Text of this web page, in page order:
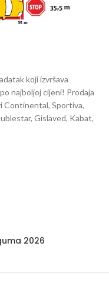
koji izvršava
najboljoj cijeni! Prodaja
Continental, Sportiva,
Gislaved, Kabat,
2026